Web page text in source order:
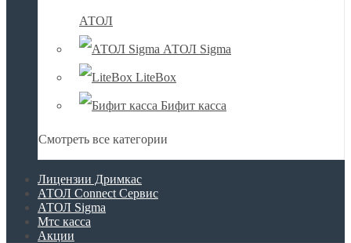
АТОЛ
АТОЛ Sigma
LiteBox
Бифит касса
Смотреть все категории
Лицензии Дримкас
АТОЛ Connect Сервис
АТОЛ Sigma
Мтс касса
Акции